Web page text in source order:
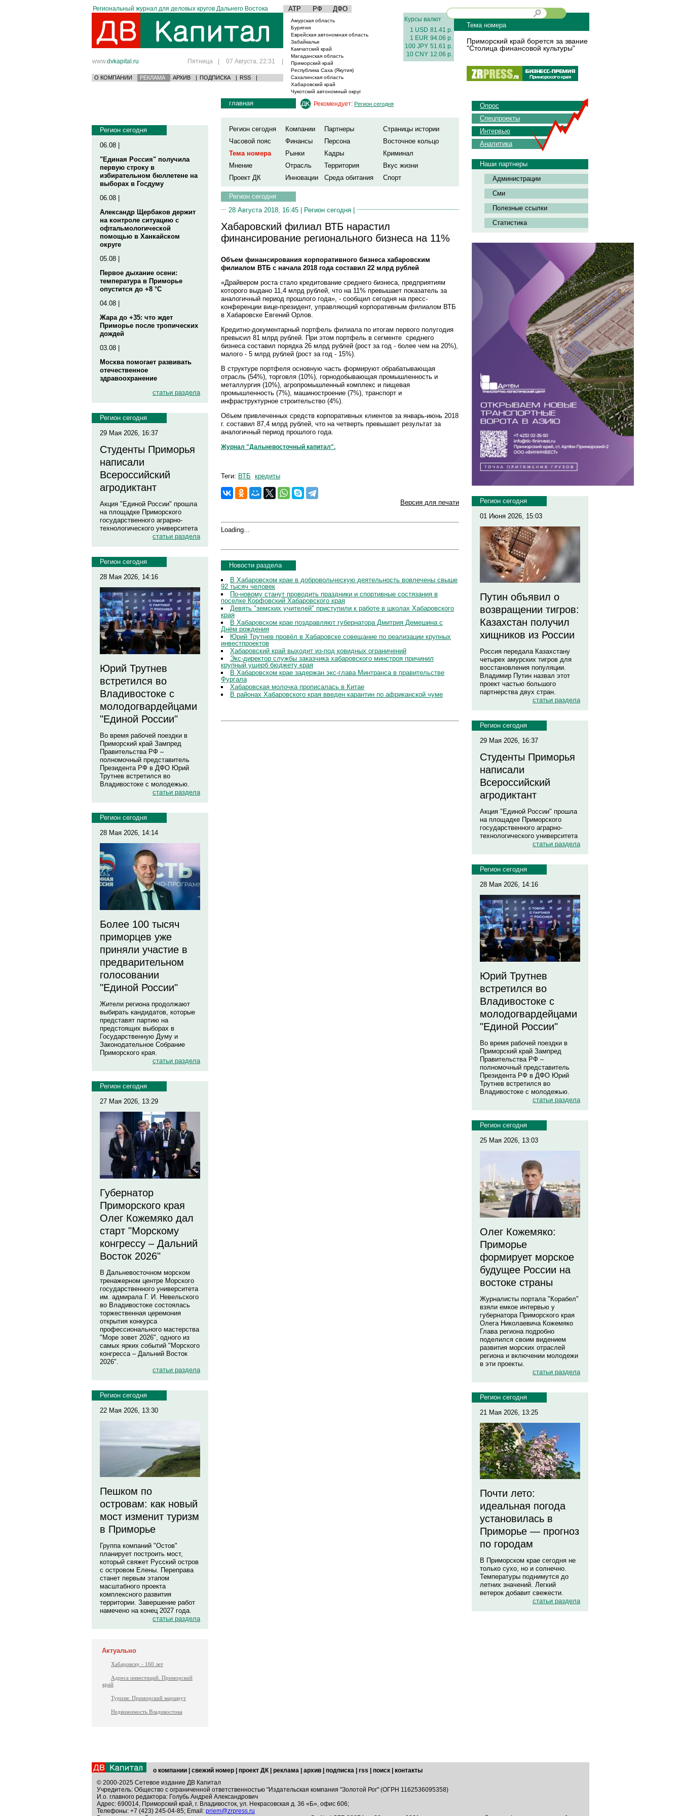
Региональный журнал для деловых кругов Дальнего Востока АТР РФ ДФО
www.dvkapital.ru Пятница | 07 Августа, 22:31 |
О КОМПАНИИ РЕКЛАМА АРХИВ | ПОДПИСКА | RSS |
Амурская область
Бурятия
Еврейская автономная область
Забайкалье
Камчатский край
Магаданская область
Приморский край
Республика Саха (Якутия)
Сахалинская область
Хабаровский край
Чукотский автономный округ
Курсы валют
1 USD 81.41 р.
1 EUR 94.06 р.
100 JPY 51.61 р.
10 CNY 12.06 р.
Тема номера
Приморский край борется за звание
"Столица финансовой культуры"
Регион сегодня
06.08 |
"Единая Россия" получила
первую строку в
избирательном бюллетене на
выборах в Госдуму
06.08 |
Александр Щербаков держит
на контроле ситуацию с
офтальмологической
помощью в Ханкайском
округе
05.08 |
Первое дыхание осени:
температура в Приморье
опустится до +8 °C
04.08 |
Жара до +35: что ждет
Приморье после тропических
дождей
03.08 |
Москва помогает развивать
отечественное
здравоохранение
статьи раздела
Регион сегодня
29 Мая 2026, 16:37
Студенты Приморья
написали
Всероссийский
агродиктант
Акция "Единой России" прошла
на площадке Приморского
государственного аграрно-
технологического университета
статьи раздела
Регион сегодня
28 Мая 2026, 14:16
Юрий Трутнев
встретился во
Владивостоке с
молодогвардейцами
"Единой России"
Во время рабочей поездки в
Приморский край Зампред
Правительства РФ –
полномочный представитель
Президента РФ в ДФО Юрий
Трутнев встретился во
Владивостоке с молодежью.
статьи раздела
Регион сегодня
28 Мая 2026, 14:14
Более 100 тысяч
приморцев уже
приняли участие в
предварительном
голосовании
"Единой России"
Жители региона продолжают
выбирать кандидатов, которые
представят партию на
предстоящих выборах в
Государственную Думу и
Законодательное Собрание
Приморского края.
статьи раздела
Регион сегодня
27 Мая 2026, 13:29
Губернатор
Приморского края
Олег Кожемяко дал
старт "Морскому
конгрессу – Дальний
Восток 2026"
В Дальневосточном морском
тренажерном центре Морского
государственного университета
им. адмирала Г. И. Невельского
во Владивостоке состоялась
торжественная церемония
открытия конкурса
профессионального мастерства
"Море зовет 2026", одного из
самых ярких событий "Морского
конгресса – Дальний Восток
2026".
статьи раздела
Регион сегодня
22 Мая 2026, 13:30
Пешком по
островам: как новый
мост изменит туризм
в Приморье
Группа компаний "Остов"
планирует построить мост,
который свяжет Русский остров
с островом Елены. Переправа
станет первым этапом
масштабного проекта
комплексного развития
территории. Завершение работ
намечено на конец 2027 года.
статьи раздела
Актуально
Хабаровску - 160 лет
Адреса инвестиций. Приморский
край
Туризм: Приморский маршрут
Недвижимость Владивостока
главная Рекомендует: Регион сегодня
Регион сегодня Компании Партнеры
Страницы истории
Часовой пояс
Финансы Персона
Восточное кольцо
Тема номера
Рынки Кадры
Криминал
Мнение
Отрасль Территория
Вкус жизни
Проект ДК
Инновации Среда обитания Спорт
Регион сегодня
28 Августа 2018, 16:45 | Регион сегодня |
Хабаровский филиал ВТБ нарастил
финансирование регионального бизнеса на 11%
Объем финансирования корпоративного бизнеса хабаровским
филиалом ВТБ с начала 2018 года составил 22 млрд рублей
«Драйвером роста стало кредитование среднего бизнеса, предприятиям
которого выдано 11,4 млрд рублей, что на 11% превышает показатель за
аналогичный период прошлого года», - сообщил сегодня на пресс-
конференции вице-президент, управляющий корпоративным филиалом ВТБ
в Хабаровске Евгений Орлов.
Кредитно-документарный портфель филиала по итогам первого полугодия
превысил 81 млрд рублей. При этом портфель в сегменте среднего
бизнеса составил порядка 26 млрд рублей (рост за год - более чем на 20%),
малого - 5 млрд рублей (рост за год - 15%).
В структуре портфеля основную часть формируют обрабатывающая
отрасль (54%), торговля (10%), горнодобывающая промышленность и
металлургия (10%), агропромышленный комплекс и пищевая
промышленность (7%), машиностроение (7%), транспорт и
инфраструктурное строительство (4%).
Объем привлеченных средств корпоративных клиентов за январь-июнь 2018
г. составил 87,4 млрд рублей, что на четверть превышает результат за
аналогичный период прошлого года.
Журнал "Дальневосточный капитал".
Теги: ВТБ кредиты
Версия для печати
Loading...
Новости раздела
В Хабаровском крае в добровольческую деятельность вовлечены свыше
92 тысяч человек
По-новому станут проводить праздники и спортивные состязания в
поселке Корфовский Хабаровского края
Девять "земских учителей" приступили к работе в школах Хабаровского
края
В Хабаровском крае поздравляют губернатора Дмитрия Демешина с
Днём рождения
Юрий Трутнев провёл в Хабаровске совещание по реализации крупных
инвестпроектов
Хабаровский край выходит из-под ковидных ограничений
Экс-директор службы заказчика хабаровского минстроя причинил
крупный ущерб бюджету края
В Хабаровском крае задержан экс-глава Минтранса в правительстве
Фургала
Хабаровская молочка прописалась в Китае
В районах Хабаровского края введен карантин по африканской чуме
Опрос
Спецпроекты
Интервью
Аналитика
Наши партнеры
Администрации
Сми
Полезные ссылки
Статистика
Регион сегодня
01 Июня 2026, 15:03
Путин объявил о
возвращении тигров:
Казахстан получил
хищников из России
Россия передала Казахстану
четырех амурских тигров для
восстановления популяции.
Владимир Путин назвал этот
проект частью большого
партнерства двух стран.
статьи раздела
Регион сегодня
29 Мая 2026, 16:37
Студенты Приморья
написали
Всероссийский
агродиктант
Акция "Единой России" прошла
на площадке Приморского
государственного аграрно-
технологического университета
статьи раздела
Регион сегодня
28 Мая 2026, 14:16
Юрий Трутнев
встретился во
Владивостоке с
молодогвардейцами
"Единой России"
Во время рабочей поездки в
Приморский край Зампред
Правительства РФ –
полномочный представитель
Президента РФ в ДФО Юрий
Трутнев встретился во
Владивостоке с молодежью.
статьи раздела
Регион сегодня
25 Мая 2026, 13:03
Олег Кожемяко:
Приморье
формирует морское
будущее России на
востоке страны
Журналисты портала "Корабел"
взяли емкое интервью у
губернатора Приморского края
Олега Николаевича Кожемяко
Глава региона подробно
поделился своим видением
развития морских отраслей
региона и включении молодежи
в эти проекты.
статьи раздела
Регион сегодня
21 Мая 2026, 13:25
Почти лето:
идеальная погода
установилась в
Приморье — прогноз
по городам
В Приморском крае сегодня не
только сухо, но и солнечно.
Температуры поднимутся до
летних значений. Легкий
ветерок добавит свежести.
статьи раздела
о компании свежий номер проект ДК реклама архив подписка rss поиск
контакты
© 2000-2025 Сетевое издание ДВ Капитал
Учредитель: Общество с ограниченной ответственностью "Издательская компания "Золотой Рог" (ОГРН 1162536095358)
И.о. главного редактора: Голубь Андрей Александрович
Адрес: 690014, Приморский край, г. Владивосток, ул. Некрасовская д. 36 «Б», офис 606;
Телефоны: +7 (423) 245-04-85; Email: priem@zrpress.ru